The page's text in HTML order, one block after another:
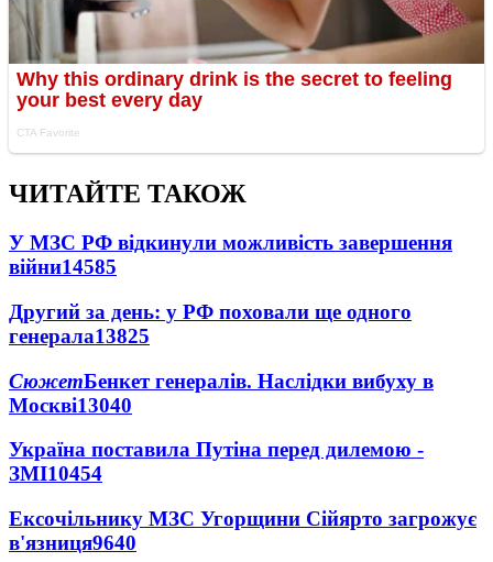
ЧИТАЙТЕ ТАКОЖ
У МЗС РФ відкинули можливість завершення
війни14585
Другий за день: у РФ поховали ще одного
генерала13825
СюжетБенкет генералів. Наслідки вибуху в
Москві13040
Україна поставила Путіна перед дилемою -
ЗМІ10454
Ексочільнику МЗС Угорщини Сійярто загрожує
в'язниця9640